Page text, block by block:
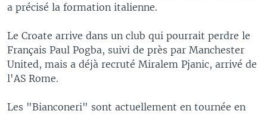
a précisé la formation italienne.
Le Croate arrive dans un club qui pourrait perdre le
Français Paul Pogba, suivi de près par Manchester
United, mais a déjà recruté Miralem Pjanic, arrivé de
l'AS Rome.
Les "Bianconeri" sont actuellement en tournée en